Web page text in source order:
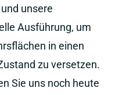
unsere
Ausführung, um
in einen
zu versetzen.
Sie uns noch heute